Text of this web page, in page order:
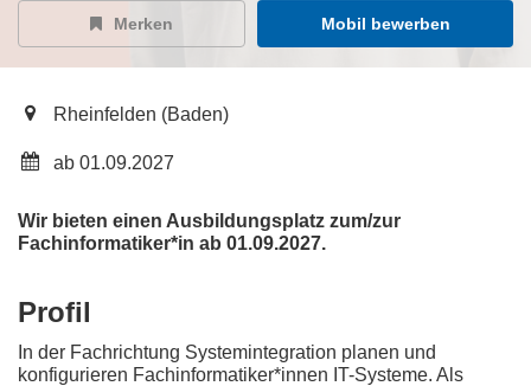
Merken Mobil bewerben
Rheinfelden (Baden)
ab 01.09.2027
Wir bieten einen Ausbildungsplatz zum/zur
Fachinformatiker*in ab 01.09.2027.
Profil
In der Fachrichtung Systemintegration planen und
konfigurieren Fachinformatiker*innen IT-Systeme. Als